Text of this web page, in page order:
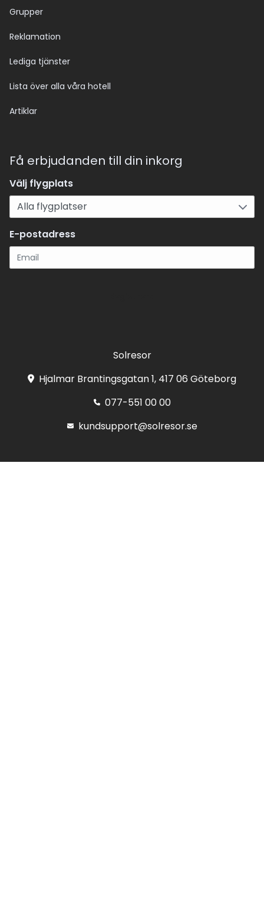
Grupper
Reklamation
Lediga tjänster
Lista över alla våra hotell
Artiklar
Få erbjudanden till din inkorg
Välj flygplats
E-postadress
Solresor
Hjalmar Brantingsgatan 1, 417 06 Göteborg
077-551 00 00
kundsupport@solresor.se